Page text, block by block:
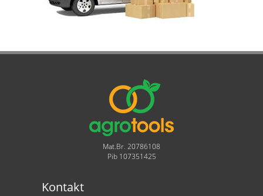
Mat.Br. 20786108
Pib 107351425
Kontakt